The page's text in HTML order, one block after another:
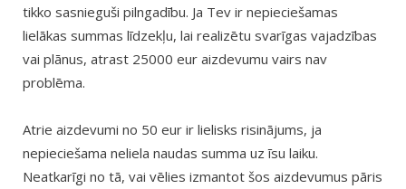
tikko sasnieguši pilngadību. Ja Tev ir nepieciešamas
lielākas summas līdzekļu, lai realizētu svarīgas vajadzības
vai plānus, atrast 25000 eur aizdevumu vairs nav
problēma.
Atrie aizdevumi no 50 eur ir lielisks risinājums, ja
nepieciešama neliela naudas summa uz īsu laiku.
Neatkarīgi no tā, vai vēlies izmantot šos aizdevumus pāris